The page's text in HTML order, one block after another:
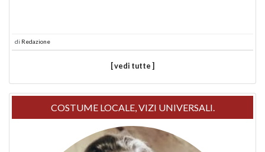
di Redazione
[ vedi tutte ]
COSTUME LOCALE, VIZI UNIVERSALI.